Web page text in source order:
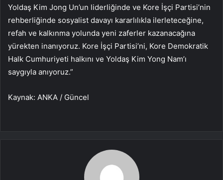
Yoldaş Kim Jong Un’un liderliğinde ve Kore İşçi Partisi’nin
rehberliğinde sosyalist davayı kararlılıkla ilerleteceğine,
refah ve kalkınma yolunda yeni zaferler kazanacağına
yürekten inanıyoruz. Kore İşçi Partisi’ni, Kore Demokratik
Halk Cumhuriyeti halkını ve Yoldaş Kim Yong Nam’ı
saygıyla anıyoruz.”
Kaynak: ANKA / Güncel